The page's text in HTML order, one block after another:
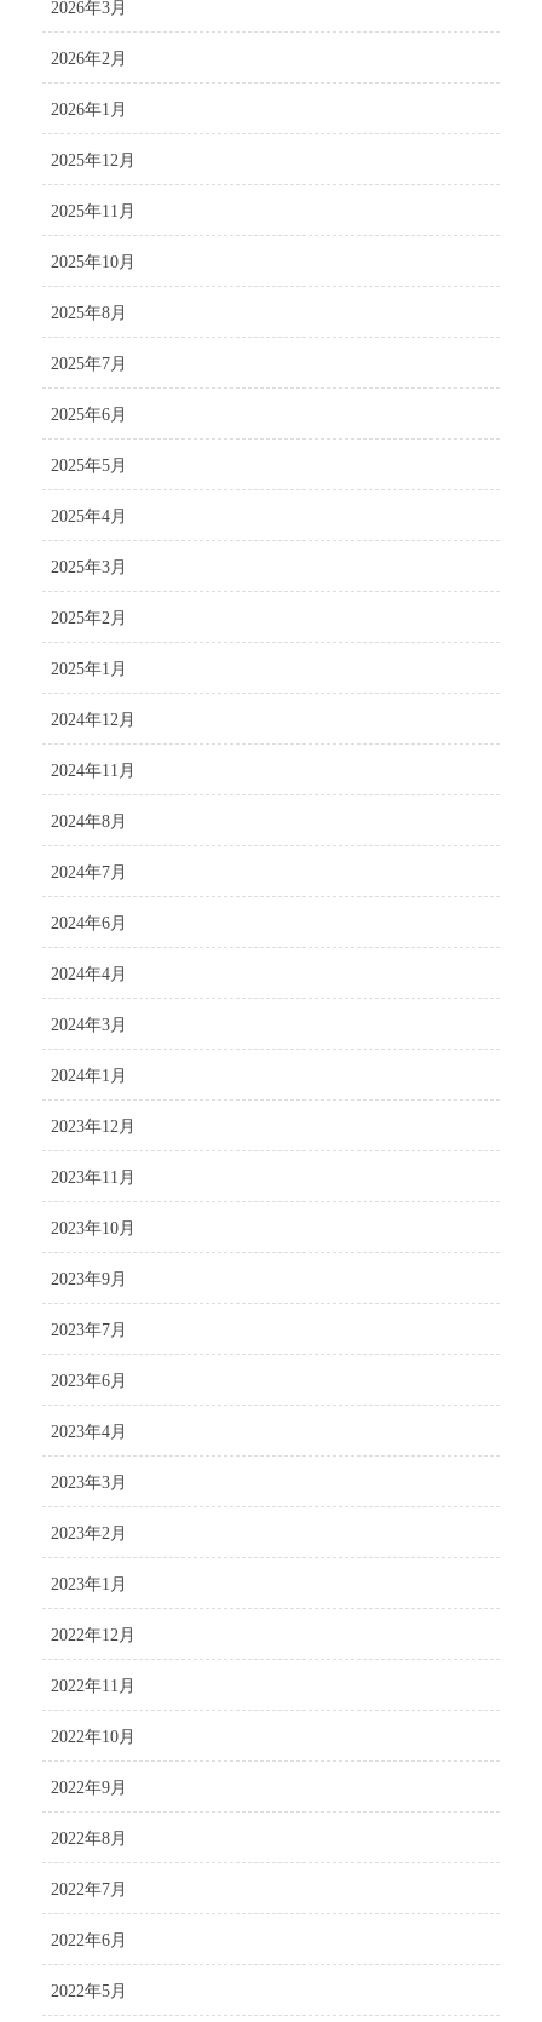
2026年3月
2026年2月
2026年1月
2025年12月
2025年11月
2025年10月
2025年8月
2025年7月
2025年6月
2025年5月
2025年4月
2025年3月
2025年2月
2025年1月
2024年12月
2024年11月
2024年8月
2024年7月
2024年6月
2024年4月
2024年3月
2024年1月
2023年12月
2023年11月
2023年10月
2023年9月
2023年7月
2023年6月
2023年4月
2023年3月
2023年2月
2023年1月
2022年12月
2022年11月
2022年10月
2022年9月
2022年8月
2022年7月
2022年6月
2022年5月